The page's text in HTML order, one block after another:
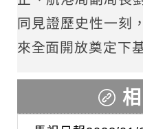
同見證歷史性一刻
來全面開放奠定下